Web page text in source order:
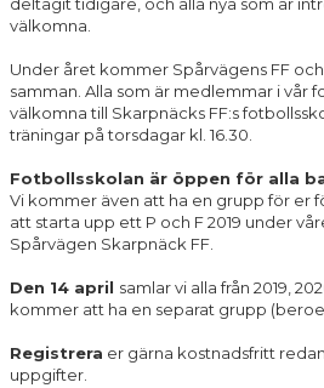
välkomna.
Under året kommer Spårvägens FF
samman. Alla som är medlemmar i vår
välkomna till Skarpnäcks FF:s
träningar på torsdagar kl. 16.30.
Fotbollsskolan är öppen för alla
Vi kommer även att ha en grupp för er
att starta upp ett P och F 2019 under
Spårvägen Skarpnäck FF.
Den 14 april samlar vi alla från 2019,
kommer att ha en separat grupp
Registrera er gärna kostnadsfritt
uppgifter.